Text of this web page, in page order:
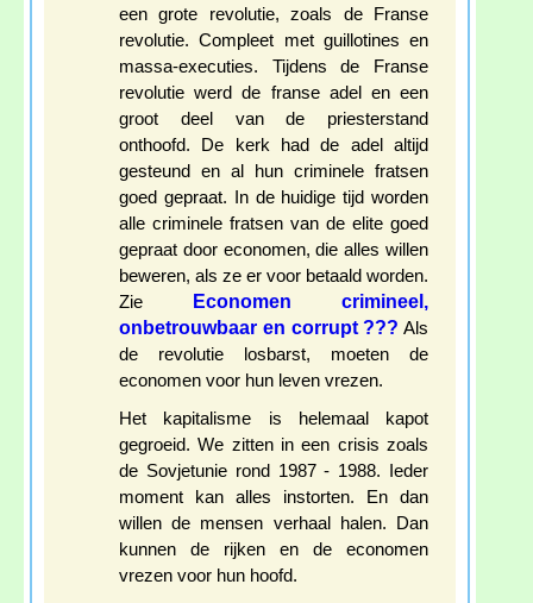
een grote revolutie, zoals de Franse
revolutie. Compleet met guillotines en
massa-executies. Tijdens de Franse
revolutie werd de franse adel en een
groot deel van de priesterstand
onthoofd. De kerk had de adel altijd
gesteund en al hun criminele fratsen
goed gepraat. In de huidige tijd worden
alle criminele fratsen van de elite goed
gepraat door economen, die alles willen
beweren, als ze er voor betaald worden.
Zie
Economen crimineel,
onbetrouwbaar en corrupt ??? Als
de revolutie losbarst, moeten de
economen voor hun leven vrezen.
Het kapitalisme is helemaal kapot
gegroeid. We zitten in een crisis zoals
de Sovjetunie rond 1987 - 1988. Ieder
moment kan alles instorten. En dan
willen de mensen verhaal halen. Dan
kunnen de rijken en de economen
vrezen voor hun hoofd.